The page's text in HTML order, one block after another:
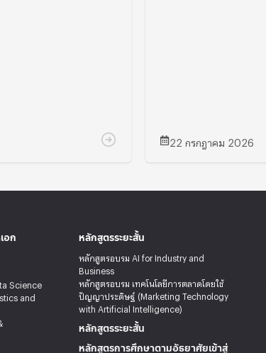
22 กรกฎาคม 2026
อก
Science
and
หลักสูตรระยะสั้น
หลักสูตรอบรม AI for Industry and
Business
หลักสูตรอบรม เทคโนโลยีการตลาดโดยใช้
ปัญญาประดิษฐ์ (Marketing Technology
with Artificial Intelligence)
หลักสูตรระยะสั้น
หลักสูตรการศึกษาตามอัธยาศัยเข้าสู่